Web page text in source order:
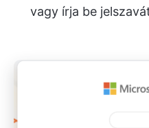
vagy írja be